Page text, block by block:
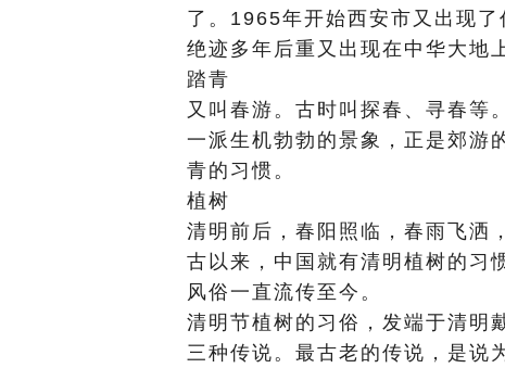
了。1965年开始西安市又出现
绝迹多年后重又出现在中华大地
踏青
又叫春游。古时叫探春、寻春等
一派生机勃勃的景象，正是郊游
青的习惯。
植树
清明前后，春阳照临，春雨飞洒
古以来，中国就有清明植树的习
风俗一直流传至今。
清明节植树的习俗，发端于清明
三种传说。最古老的传说，是说